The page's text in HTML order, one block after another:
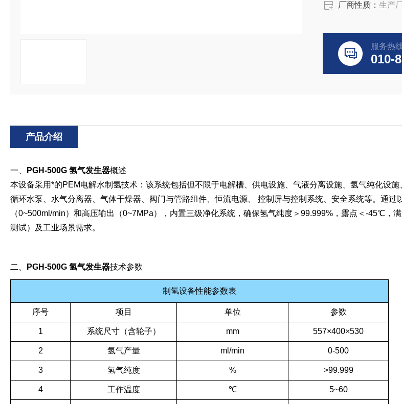
厂商性质： 生产
服务热
010-
产品介绍
一、 PGH-500G 氢气发生器概述
本设备采用*的PEM电解水制氢技术：该系统包括但不限于电解槽、供电设施、气液分离设施、氢气纯化设施
循环水泵、水气分离器、气体干燥器、阀门与管路组件、恒流电源、 控制屏与控制系统、安全系统等。通过
（0~500ml/min）和高压输出（0~7MPa），内置三级净化系统，确保氢气纯度＞99.999%，露点＜-45℃，
测试）及工业场景需求。
二、 PGH-500G 氢气发生器技术参数
制氢设备性能参数表
序号 项目 单位 参数
1 系统尺寸（含轮子） mm 557×400×530
2 氢气产量 ml/min 0-500
3 氢气纯度 % >99.999
4 工作温度 ℃ 5~60